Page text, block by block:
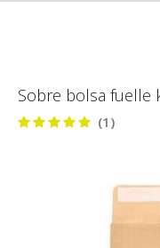
Sobre bolsa fuelle
(1)